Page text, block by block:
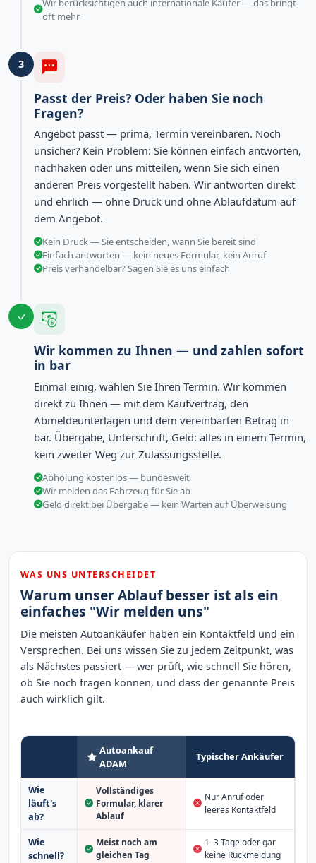
Wir berücksichtigen auch internationale Käufer — das bringt
oft mehr
3
Passt der Preis? Oder haben Sie noch
Fragen?
Angebot passt — prima, Termin vereinbaren. Noch
unsicher? Kein Problem: Sie können einfach antworten,
nachhaken oder uns mitteilen, wenn Sie sich einen
anderen Preis vorgestellt haben. Wir antworten direkt
und ehrlich — ohne Druck und ohne Ablaufdatum auf
dem Angebot.
Kein Druck — Sie entscheiden, wann Sie bereit sind
Einfach antworten — kein neues Formular, kein Anruf
Preis verhandelbar? Sagen Sie es uns einfach
Wir kommen zu Ihnen — und zahlen sofort
in bar
Einmal einig, wählen Sie Ihren Termin. Wir kommen
direkt zu Ihnen — mit dem Kaufvertrag, den
Abmeldeunterlagen und dem vereinbarten Betrag in
bar. Übergabe, Unterschrift, Geld: alles in einem Termin,
kein zweiter Weg zur Zulassungsstelle.
Abholung kostenlos — bundesweit
Wir melden das Fahrzeug für Sie ab
Geld direkt bei Übergabe — kein Warten auf Überweisung
WAS UNS UNTERSCHEIDET
Warum unser Ablauf besser ist als ein
einfaches "Wir melden uns"
Die meisten Autoankäufer haben ein Kontaktfeld und ein
Versprechen. Bei uns wissen Sie zu jedem Zeitpunkt, was
als Nächstes passiert — wer prüft, wie schnell Sie hören,
ob Sie noch fragen können, und dass der genannte Preis
auch wirklich gilt.
Autoankauf
ADAM
Typischer Ankäufer
Wie
läuft's
ab?
Vollständiges
Formular, klarer
Ablauf
Nur Anruf oder
leeres Kontaktfeld
Wie
schnell?
Meist noch am
gleichen Tag
1–3 Tage oder gar
keine Rückmeldung